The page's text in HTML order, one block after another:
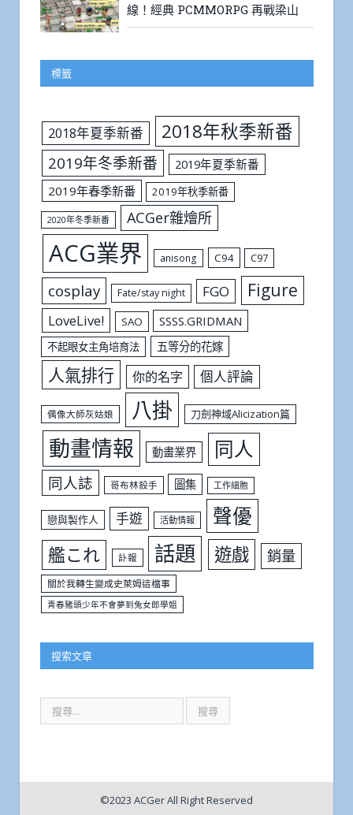
線！經典 PCMMORPG 再戰梁山
標籤
2018年夏季新番 2018年秋季新番
2019年冬季新番
2019年夏季新番
2019年春季新番
2019年秋季新番
2020年冬季新番 ACGer雜燴所
ACG業界 anisong C94 C97
cosplay Fate/stay night FGO Figure
LoveLive! SAO SSSS.GRIDMAN
不起眼女主角培育法 五等分的花嫁
人氣排行 你的名字 個人評論
偶像大師灰姑娘 八掛 刀劍神域Alicization篇
動畫情報 動畫業界 同人
同人誌 哥布林殺手 圖集 工作細胞
戀與製作人 手遊 活動情報 聲優
艦これ 訃報 話題 遊戲 銷量
關於我轉生變成史萊姆這檔事
青春豬頭少年不會夢到兔女郎學姐
搜索文章
©2023 ACGer All Right Reserved